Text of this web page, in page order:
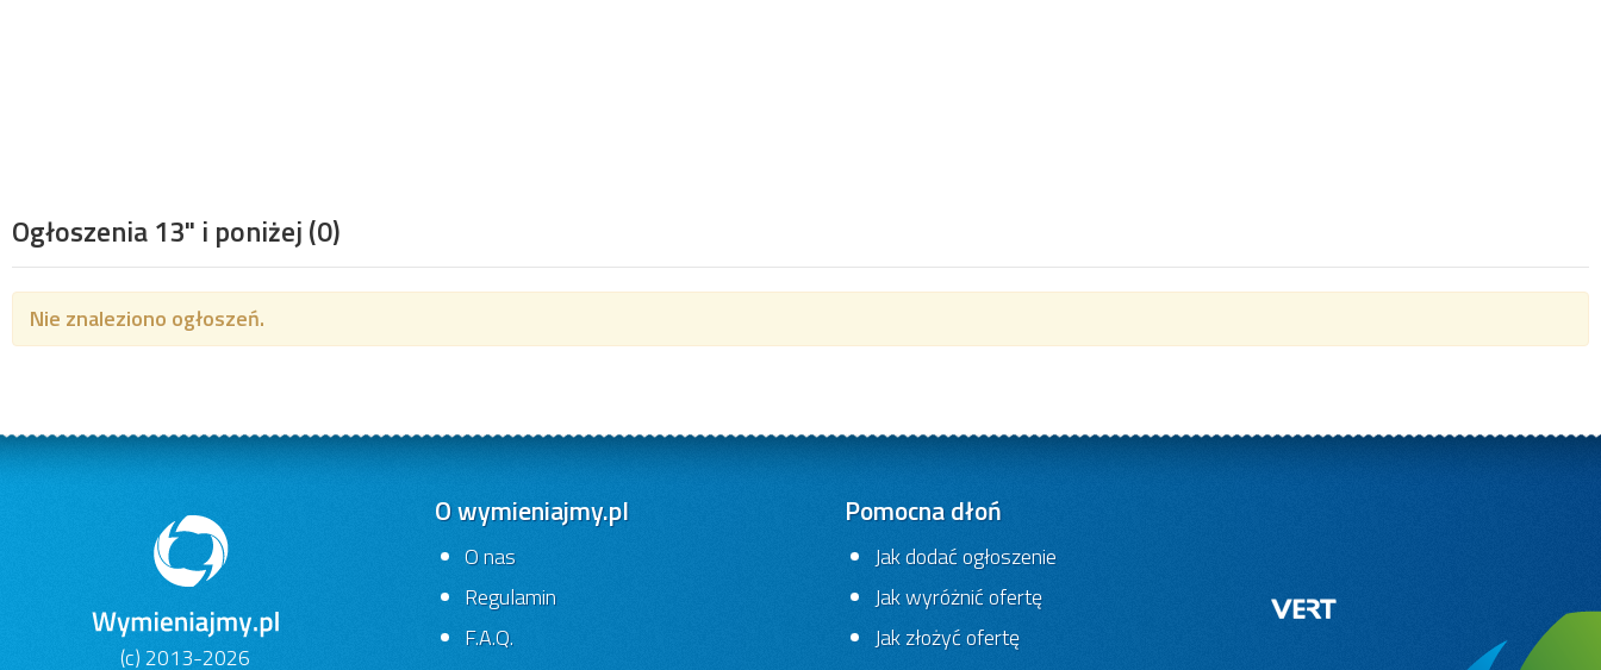
Ogłoszenia 13" i poniżej(0)
Nie znaleziono ogłoszeń.
(c) 2013-2026
O wymieniajmy.pl
O nas
Regulamin
F.A.Q.
Pomocna dłoń
Jak dodać ogłoszenie
Jak wyróżnić ofertę
Jak złożyć ofertę